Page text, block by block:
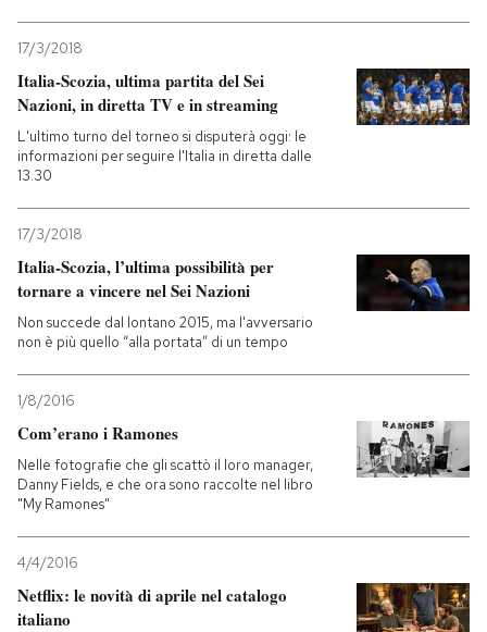
17/3/2018
Italia-Scozia, ultima partita del Sei
Nazioni, in diretta TV e in streaming
L'ultimo turno del torneo si disputerà oggi: le
informazioni per seguire l'Italia in diretta dalle
13.30
17/3/2018
Italia-Scozia, l’ultima possibilità per
tornare a vincere nel Sei Nazioni
Non succede dal lontano 2015, ma l'avversario
non è più quello “alla portata” di un tempo
1/8/2016
Com’erano i Ramones
Nelle fotografie che gli scattò il loro manager,
Danny Fields, e che ora sono raccolte nel libro
"My Ramones"
4/4/2016
Netflix: le novità di aprile nel catalogo
italiano